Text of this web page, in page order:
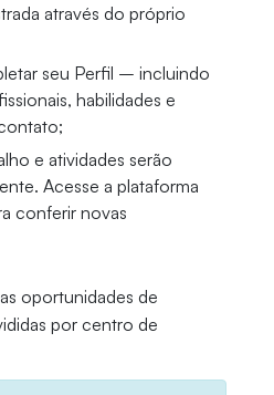
através do próprio
seu Perfil – incluindo
habilidades e
e atividades serão
Acesse a plataforma
conferir novas
oportunidades de
por centro de